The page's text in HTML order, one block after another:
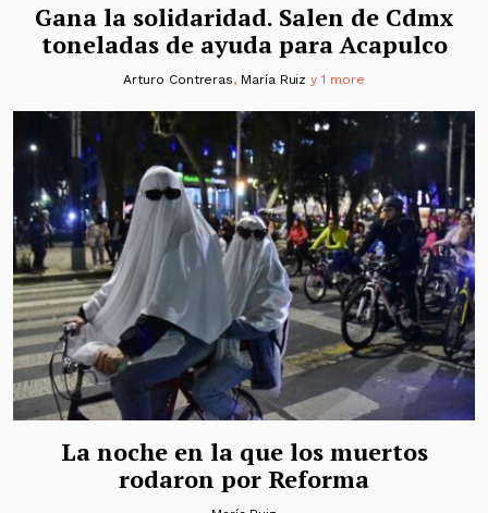
Gana la solidaridad. Salen de Cdmx
toneladas de ayuda para Acapulco
Arturo Contreras, María Ruiz y 1 more
La noche en la que los muertos
rodaron por Reforma